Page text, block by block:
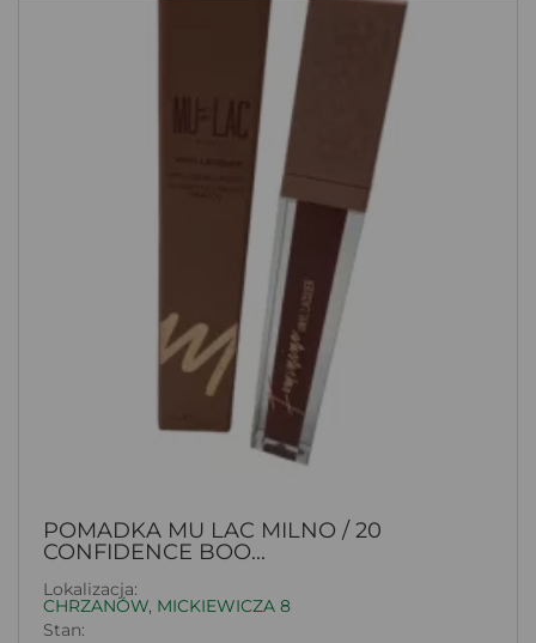
POMADKA MU LAC MILNO / 20
CONFIDENCE BOO...
Lokalizacja:
CHRZANÓW, MICKIEWICZA 8
Stan: